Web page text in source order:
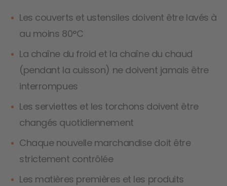
Les couverts et ustensiles doivent être lavés à
au moins 80°C
La chaîne du froid et la chaîne du chaud
(pendant la cuisson) ne doivent jamais être
interrompues
Les serviettes et les torchons doivent être
changés quotidiennement
Chaque nouvelle marchandise doit être
strictement contrôlée
Les matières premières et les produits